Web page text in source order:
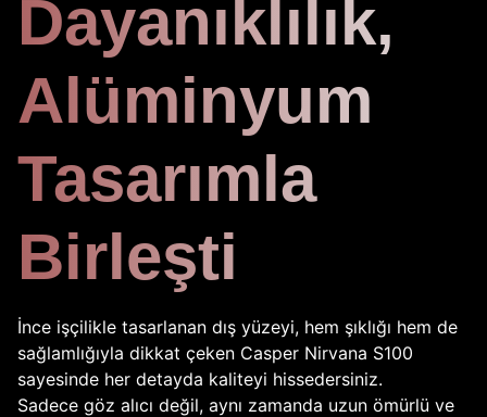
Dayanıklılık,
Alüminyum
Tasarımla
Birleşti
İnce işçilikle tasarlanan dış yüzeyi, hem şıklığı hem de
sağlamlığıyla dikkat çeken Casper Nirvana S100
sayesinde her detayda kaliteyi hissedersiniz.
Sadece göz alıcı değil, aynı zamanda uzun ömürlü ve